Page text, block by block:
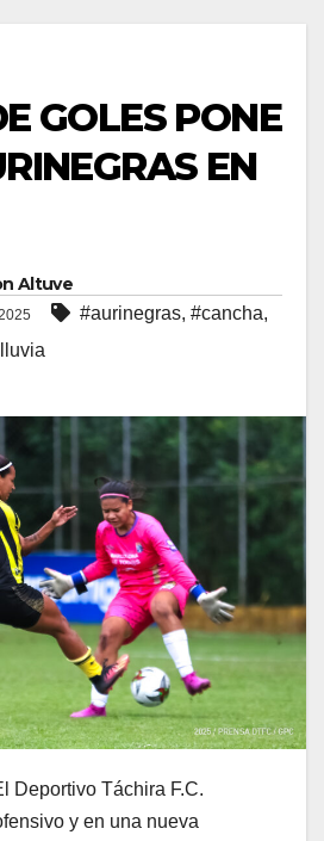
GOLES PONE
EN
Altuve
#aurinegras, #cancha,
Deportivo Táchira F.C.
y en una nueva